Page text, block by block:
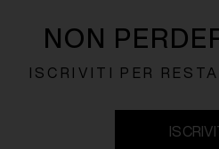
NON
ISCRIVITI PER